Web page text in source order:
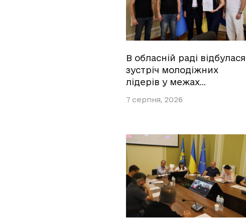
В обласній раді відбулася
зустріч молодіжних
лідерів у межах…
7 серпня, 2026